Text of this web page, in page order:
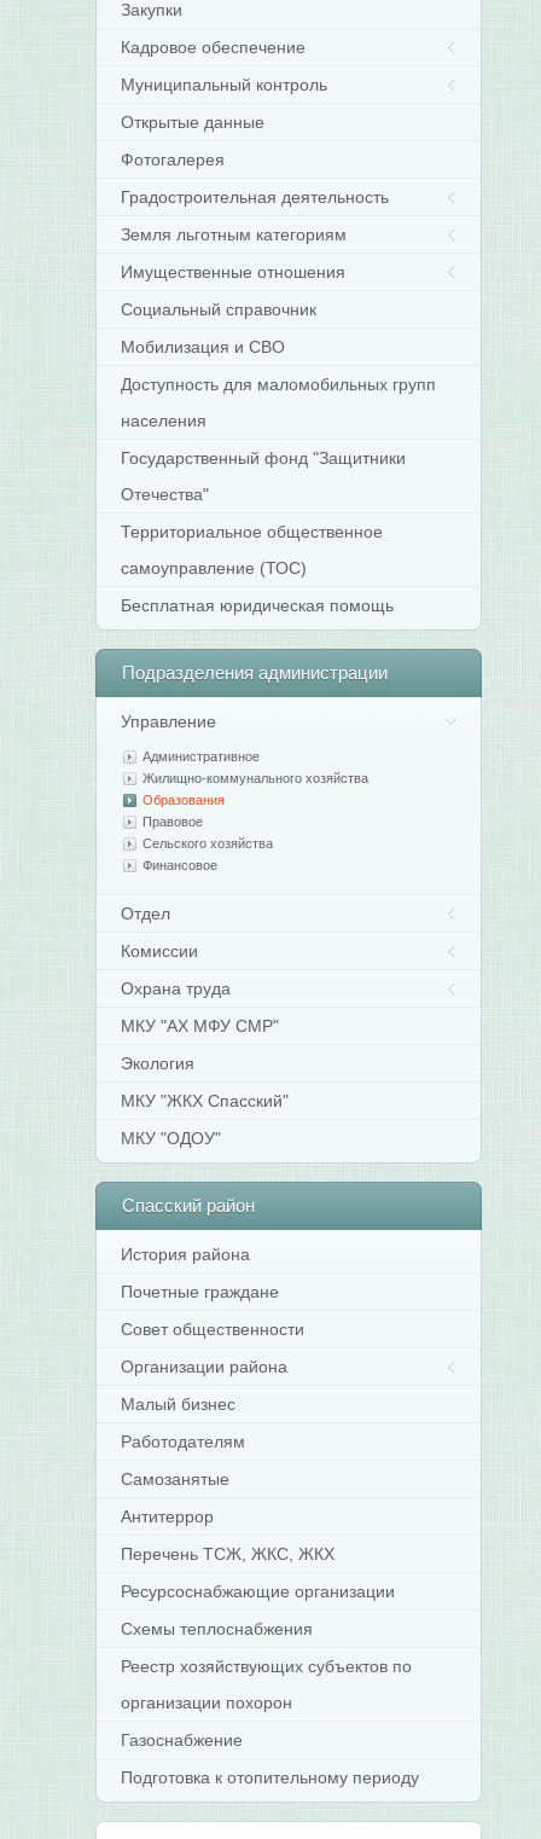
Закупки
Кадровое обеспечение
Муниципальный контроль
Открытые данные
Фотогалерея
Градостроительная деятельность
Земля льготным категориям
Имущественные отношения
Социальный справочник
Мобилизация и СВО
Доступность для маломобильных групп
населения
Государственный фонд "Защитники
Отечества"
Территориальное общественное
самоуправление (ТОС)
Бесплатная юридическая помощь
Подразделения администрации
Управление
Административное
Жилищно-коммунального хозяйства
Образования
Правовое
Сельского хозяйства
Финансовое
Отдел
Комиссии
Охрана труда
МКУ "АХ МФУ СМР"
Экология
МКУ "ЖКХ Спасский"
МКУ "ОДОУ"
Спасскийрайон
История района
Почетные граждане
Совет общественности
Организации района
Малый бизнес
Работодателям
Самозанятые
Антитеррор
Перечень ТСЖ, ЖКС, ЖКХ
Ресурсоснабжающие организации
Схемы теплоснабжения
Реестр хозяйствующих субъектов по
организации похорон
Газоснабжение
Подготовка к отопительному периоду